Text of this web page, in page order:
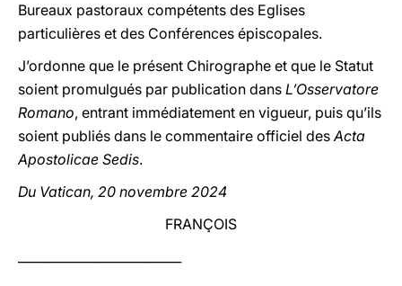
Bureaux pastoraux compétents des Eglises
particulières et des Conférences épiscopales.
J’ordonne que le présent Chirographe et que le Statut
soient promulgués par publication dans L’Osservatore
Romano, entrant immédiatement en vigueur, puis qu’ils
soient publiés dans le commentaire officiel desActa
Apostolicae Sedis.
Du Vatican, 20 novembre 2024
FRANÇOIS